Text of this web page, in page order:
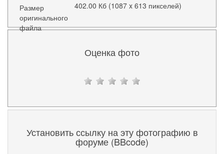
Размер
оригинального
файла
402.00 Кб (1087 x 613 пикселей)
Оценка фото
Установить ссылку на эту фотографию в
форуме (BBcode)